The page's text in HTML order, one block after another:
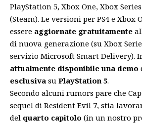
PlayStation 5, Xbox One, Xbox
(Steam). Le versioni per PS4 e Xbox
essere aggiornate gratuitamente
di nuova generazione (su Xbox
servizio Microsoft Smart Delivery).
attualmente disponibile una demo
esclusiva su PlayStation 5.
Secondo alcuni rumors pare che
sequel di Resident Evil 7, stia
del quarto capitolo (in un nostro